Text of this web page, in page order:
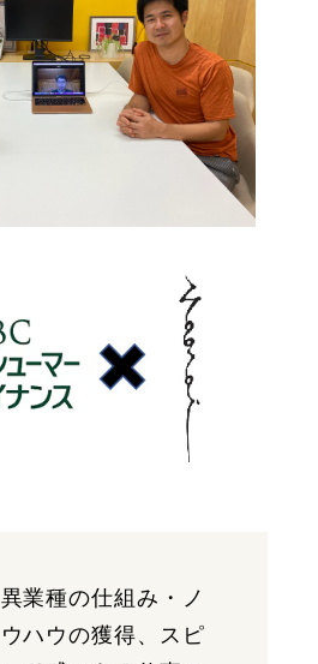
異業種の仕組み・ノ
ウハウの獲得、スピ